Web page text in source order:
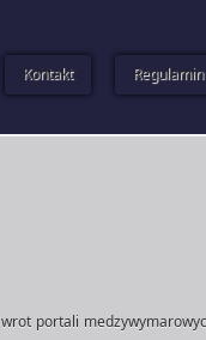
Kontakt Regulamin
portali